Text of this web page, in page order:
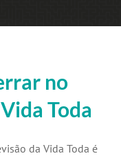
no
Toda
da Vida Toda é